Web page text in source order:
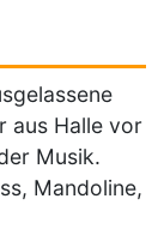
aus Halle vor
Musik.
Mandoline,